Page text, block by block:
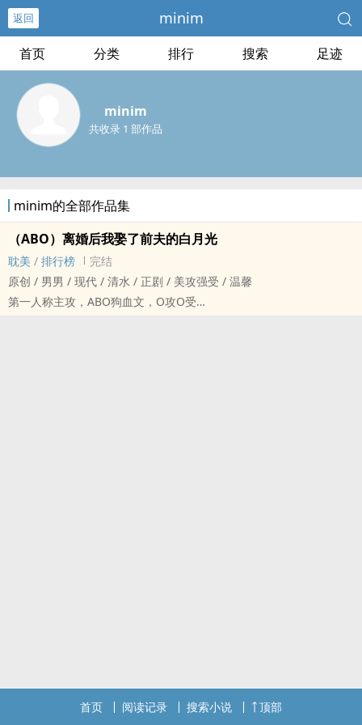
返回 minim
首页 分类 排行 搜索 足迹
minim
共收录 1 部作品
minim的全部作品集
（ABO）离婚后我娶了前夫的白月光
耽美 / 排行榜
完结
原创 / 男男 / 现代 / 清水 / 正剧 / 美攻强受 / 温馨
第一人称主攻，ABO狗血文，O攻O受
首页 阅读记录 搜索小说 顶部